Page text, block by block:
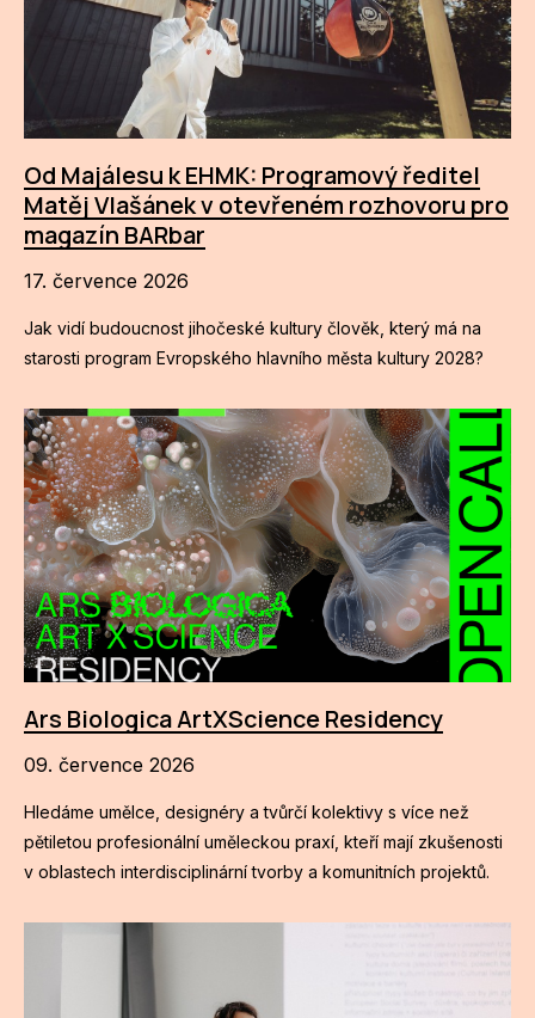
Od Majálesu k EHMK: Programový ředitel
Matěj Vlašánek v otevřeném rozhovoru pro
magazín BARbar
17. července 2026
Jak vidí budoucnost jihočeské kultury člověk, který má na
starosti program Evropského hlavního města kultury 2028?
Ars Biologica ArtXScience Residency
09. července 2026
Hledáme umělce, designéry a tvůrčí kolektivy s více než
pětiletou profesionální uměleckou praxí, kteří mají zkušenosti
v oblastech interdisciplinární tvorby a komunitních projektů.